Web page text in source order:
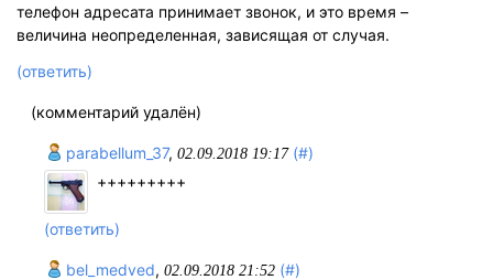
телефон адресата принимает звонок, и это время –
величина неопределенная, зависящая от случая.
(ответить)
(комментарий удалён)
parabellum_37, 02.09.2018 19:17 (#)
+++++++++
(ответить)
bel_medved, 02.09.2018 21:52 (#)